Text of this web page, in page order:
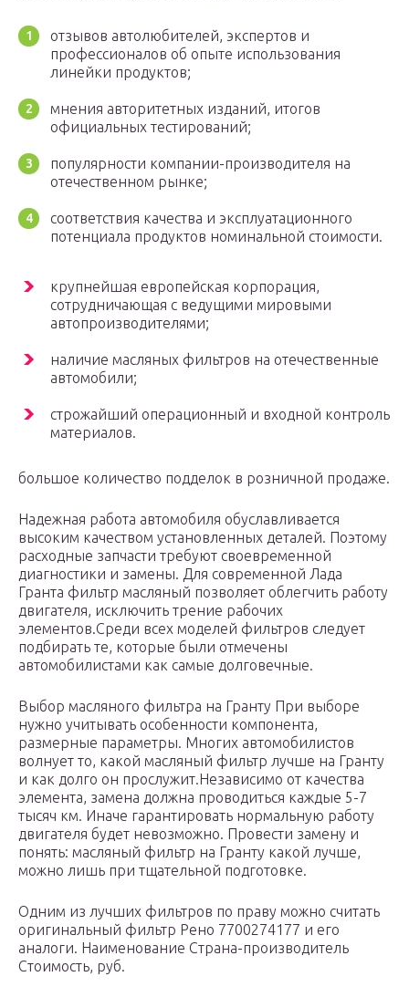
отзывов автолюбителей, экспертов и
профессионалов об опыте использования
линейки продуктов;
мнения авторитетных изданий, итогов
официальных тестирований;
популярности компании-производителя на
отечественном рынке;
соответствия качества и эксплуатационного
потенциала продуктов номинальной стоимости.
крупнейшая европейская корпорация,
сотрудничающая с ведущими мировыми
автопроизводителями;
наличие масляных фильтров на отечественные
автомобили;
строжайший операционный и входной контроль
материалов.
большое количество подделок в розничной продаже.
Надежная работа автомобиля обуславливается
высоким качеством установленных деталей. Поэтому
расходные запчасти требуют своевременной
диагностики и замены. Для современной Лада
Гранта фильтр масляный позволяет облегчить работу
двигателя, исключить трение рабочих
элементов.Среди всех моделей фильтров следует
подбирать те, которые были отмечены
автомобилистами как самые долговечные.
Выбор масляного фильтра на Гранту При выборе
нужно учитывать особенности компонента,
размерные параметры. Многих автомобилистов
волнует то, какой масляный фильтр лучше на Гранту
и как долго он прослужит.Независимо от качества
элемента, замена должна проводиться каждые 5-7
тысяч км. Иначе гарантировать нормальную работу
двигателя будет невозможно. Провести замену и
понять: масляный фильтр на Гранту какой лучше,
можно лишь при тщательной подготовке.
Одним из лучших фильтров по праву можно считать
оригинальный фильтр Рено 7700274177 и его
аналоги. Наименование Страна-производитель
Стоимость, руб.